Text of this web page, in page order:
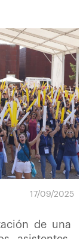
17/09/2025
de una